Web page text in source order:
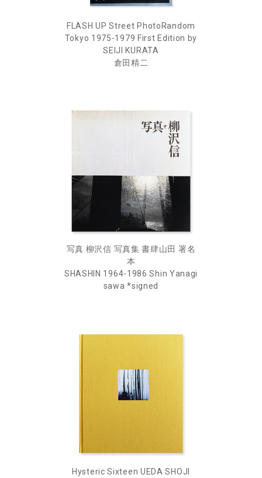
FLASH UP Street PhotoRandom
Tokyo 1975-1979 First Edition by
SEIJI KURATA
倉田精二
写真 柳沢信 写真集 書肆山田 署名
本
SHASHIN 1964-1986 Shin Yanagi
sawa *signed
Hysteric Sixteen UEDA SHOJI